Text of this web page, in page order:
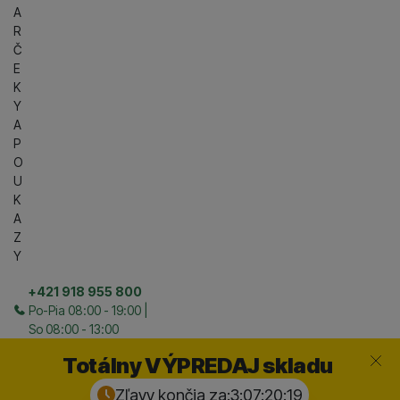
A
R
Č
E
K
Y
A
P
O
U
K
A
Z
Y
+421 918 955 800
Po-Pia 08:00 - 19:00 |
So 08:00 - 13:00
Totálny VÝPREDAJ skladu
Zľavy končia za:3:07:20:18
Zavrieť